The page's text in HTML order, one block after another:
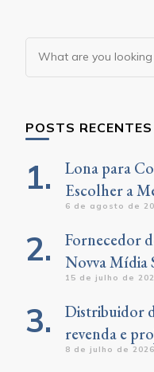
Looking
for
POSTS RECENTES
Lona para
Escolher a
6 de agosto de
Fornecedor
Novva Mídia
15 de julho de
Distribuidor
revenda e
8 de julho de 2026